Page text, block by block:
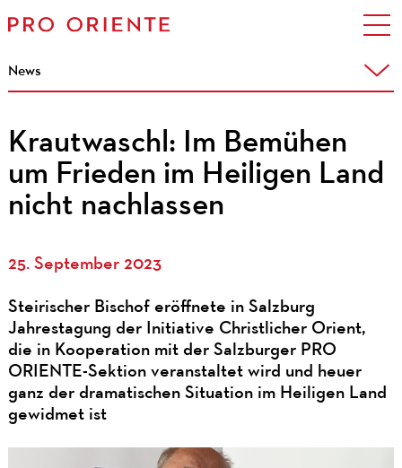
News
Krautwaschl: Im Bemühen
um Frieden im Heiligen Land
nicht nachlassen
25. September 2023
Steirischer Bischof eröffnete in Salzburg
Jahrestagung der Initiative Christlicher Orient,
die in Kooperation mit der Salzburger PRO
ORIENTE-Sektion veranstaltet wird und heuer
ganz der dramatischen Situation im Heiligen Land
gewidmet ist